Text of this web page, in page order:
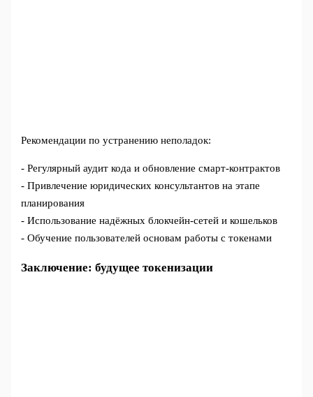
Рекомендации по устранению неполадок:
- Регулярный аудит кода и обновление смарт-контрактов
- Привлечение юридических консультантов на этапе
планирования
- Использование надёжных блокчейн-сетей и кошельков
- Обучение пользователей основам работы с токенами
Заключение: будущее токенизации